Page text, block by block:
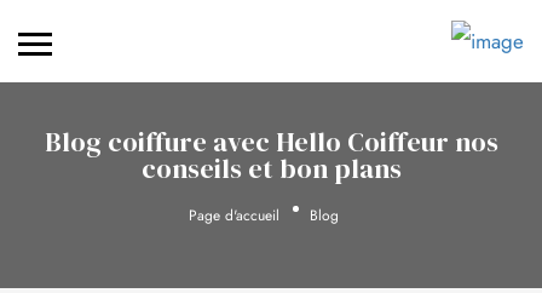
Blog coiffure avec Hello Coiffeur nos
conseils et bon plans
Page d'accueil Blog